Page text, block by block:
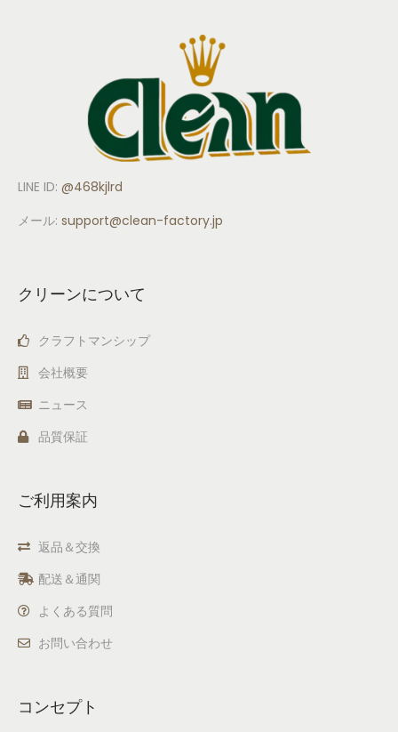
LINE ID: @468kjlrd
メール: support@clean-factory.jp
クリーンについて
クラフトマンシップ
会社概要
ニュース
品質保証
ご利用案内
返品＆交換
配送＆通関
よくある質問
お問い合わせ
コンセプト